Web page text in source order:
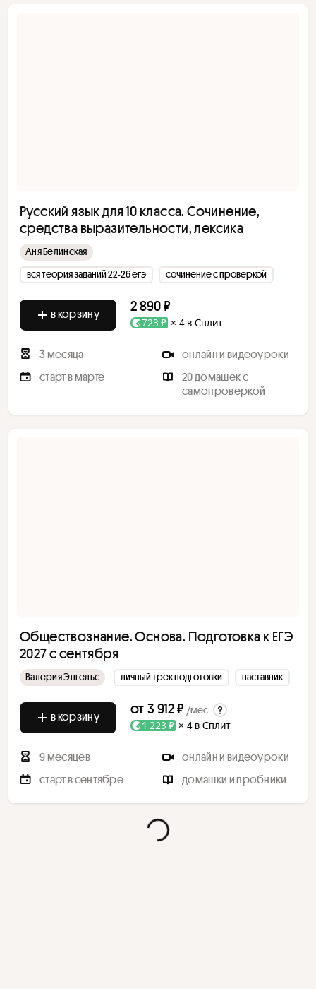
Русский язык для 10 класса. Сочинение,
средства выразительности, лексика
Аня Белинская
вся теория заданий 22-26 егэ
сочинение с проверкой
в корзину 2 890 ₽
723 ₽ × 4 в Сплит
3 месяца
онлайн и видеоуроки
старт в марте
20 домашек с
самопроверкой
Обществознание. Основа. Подготовка к ЕГЭ
2027 с сентября
Валерия Энгельс личный трек подготовки наставник
в корзину от 3 912 ₽ /мес
1 223 ₽ × 4 в Сплит
9 месяцев
онлайн и видеоуроки
старт в сентябре
домашки и пробники